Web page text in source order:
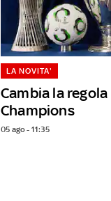
Cambia la
Champions
LA NOVITA'
05 ago - 11:35